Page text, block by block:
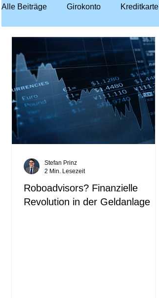
Alle Beiträge Girokonto Kreditkarte
Bausparen
Roboadvisors? Finanzielle
Revolution in der Geldanlage
Stefan Prinz
2 Min. Lesezeit